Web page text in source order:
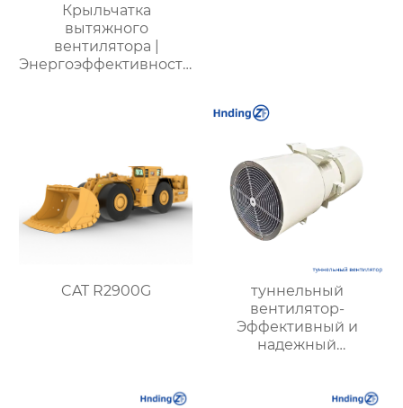
Крыльчатка
вытяжного
вентилятора |
Энергоэффективность,
CAT R2900G
туннельный
вентилятор-
Эффективный и
надежный
туннельный осевой